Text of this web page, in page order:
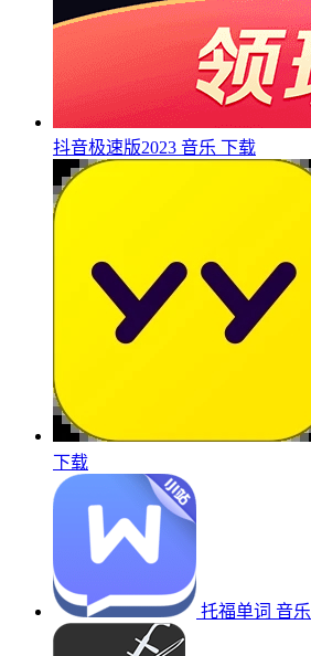
抖音极速版2023 音乐 下载
下载
托福单词 音乐